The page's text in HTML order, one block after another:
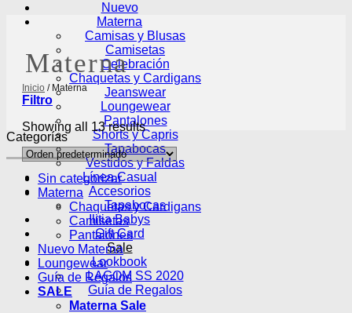
Nuevo
Materna
Camisas y Blusas
Camisetas
Celebración
Chaquetas y Cardigans
Jeanswear
Loungewear
Pantalones
Shorts y Capris
Tapabocas
Vestidos y Faldas
Línea Casual
Accesorios
Tapabocas
Ilitia Babys
Gift Card
Sale
Lookbook
LAGOM SS 2020
Guía de Regalos
Materna
Inicio /Materna
Filtro
Showing all 13 results
Categorías
Sin categorizar
Materna
Chaquetas y Cardigans
Camisetas
Pantalones
Nuevo Materna
Loungewear
Guía de Regalos
SALE
Materna Sale